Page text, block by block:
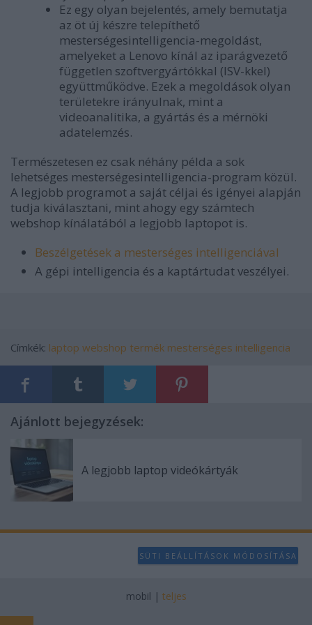
Ez egy olyan bejelentés, amely bemutatja
az öt új készre telepíthető
mesterségesintelligencia-megoldást,
amelyeket a Lenovo kínál az iparágvezető
független szoftvergyártókkal (ISV-kkel)
együttműködve. Ezek a megoldások olyan
területekre irányulnak, mint a
videoanalitika, a gyártás és a mérnöki
adatelemzés.
Természetesen ez csak néhány példa a sok
lehetséges mesterségesintelligencia-program közül.
A legjobb programot a saját céljai és igényei alapján
tudja kiválasztani, mint ahogy egy számtech
webshop kínálatából a legjobb laptopot is.
Beszélgetések a mesterséges intelligenciával
A gépi intelligencia és a kaptártudat veszélyei.
Címkék: laptop webshop termék mesterséges intelligencia
Ajánlott bejegyzések:
A legjobb laptop videókártyák
SÜTI BEÁLLÍTÁSOK MÓDOSÍTÁSA
mobil | teljes